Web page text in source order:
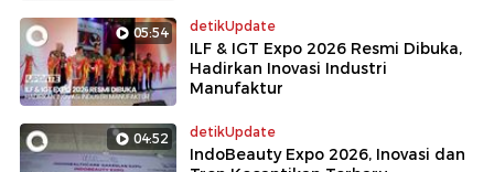
05:54 detikUpdate
ILF & IGT Expo 2026 Resmi Dibuka,
Hadirkan Inovasi Industri
Manufaktur
04:52 detikUpdate
IndoBeauty Expo 2026, Inovasi dan